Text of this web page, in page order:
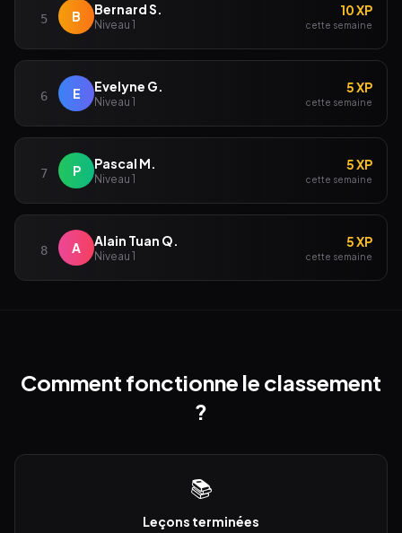
5 B Bernard S.
Niveau 1
10 XP
cette semaine
6 E Evelyne G.
Niveau 1
5 XP
cette semaine
7 P Pascal M.
Niveau 1
5 XP
cette semaine
8 A Alain Tuan Q.
Niveau 1
5 XP
cette semaine
Comment fonctionne le classement
?
📚
Leçons terminées